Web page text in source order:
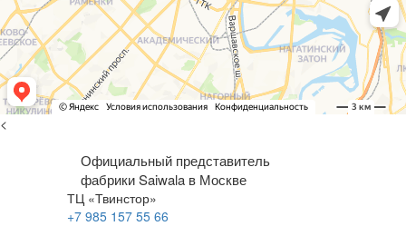
<
Официальный представитель
фабрики Saiwala в Москве
ТЦ «Твинстор»
+7 985 157 55 66